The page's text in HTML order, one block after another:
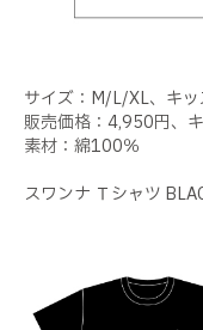
サイズ：M/L/XL、キ
販売価格：4,950円、
素材：綿100％
スワンナ Ｔシャツ